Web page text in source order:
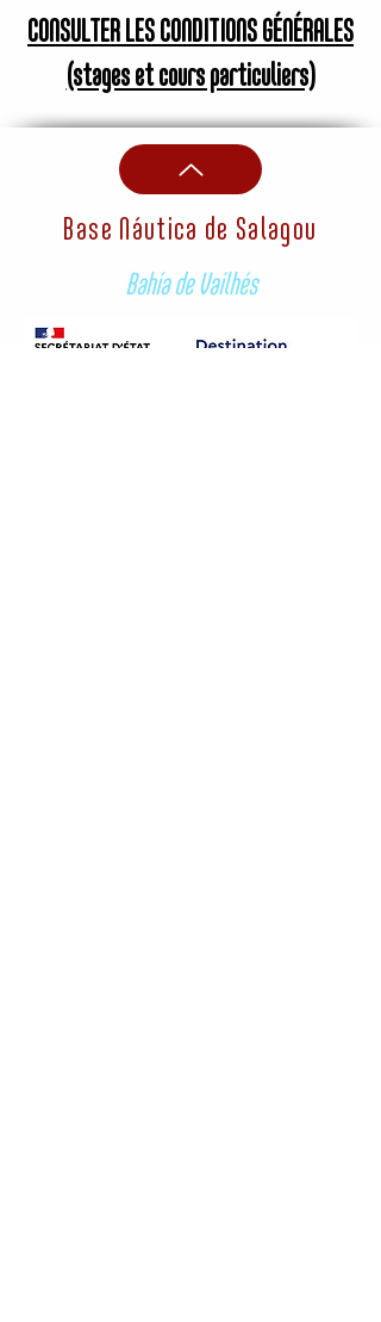
CONSULTER LES CONDITIONS GÉNÉRALES
(stages et cours particuliers)
Base Náutica de Salagou
Bahía de Vailhés